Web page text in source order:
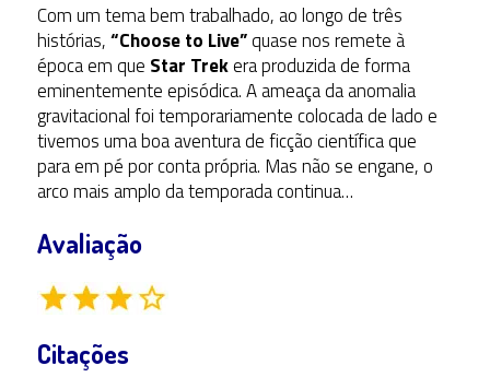
Com um tema bem trabalhado, ao longo de três
histórias,“Choose to Live”quase nos remete à
época em que Star Trekera produzida de forma
eminentemente episódica. A ameaça da anomalia
gravitacional foi temporariamente colocada de lado e
tivemos uma boa aventura de ficção científica que
para em pé por conta própria. Mas não se engane, o
arco mais amplo da temporada continua…
Avaliação
Citações